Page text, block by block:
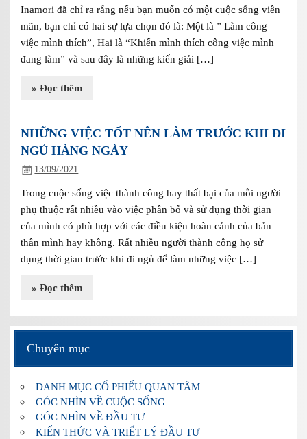
Inamori đã chỉ ra rằng nếu bạn muốn có một cuộc sống viên
mãn, bạn chỉ có hai sự lựa chọn đó là: Một là ” Làm công
việc mình thích”, Hai là “Khiến mình thích công việc mình
đang làm” và sau đây là những kiến giải […]
» Đọc thêm
NHỮNG VIỆC TỐT NÊN LÀM TRƯỚC KHI ĐI
NGỦ HÀNG NGÀY
13/09/2021
Trong cuộc sống việc thành công hay thất bại của mỗi người
phụ thuộc rất nhiều vào việc phân bổ và sử dụng thời gian
của mình có phù hợp với các điều kiện hoàn cảnh của bản
thân mình hay không. Rất nhiều người thành công họ sử
dụng thời gian trước khi đi ngủ để làm những việc […]
» Đọc thêm
Chuyên mục
DANH MỤC CỔ PHIẾU QUAN TÂM
GÓC NHÌN VỀ CUỘC SỐNG
GÓC NHÌN VỀ ĐẦU TƯ
KIẾN THỨC VÀ TRIẾT LÝ ĐẦU TƯ